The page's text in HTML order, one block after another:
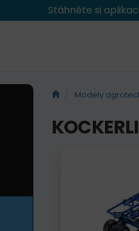
Stáhněte si
Modely